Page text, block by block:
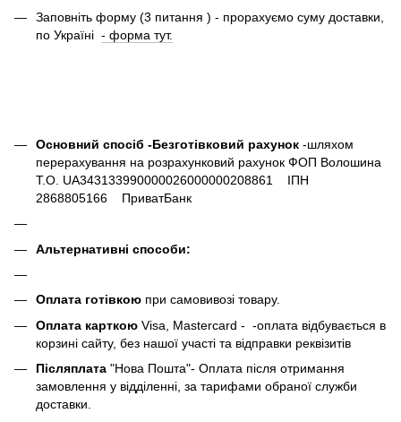
Заповніть форму (3 питання ) - прорахуємо суму доставки,
по Україні - форма тут.
Основний спосіб -Безготівковий рахунок -шляхом
перерахування на розрахунковий рахунок ФОП Волошина
Т.О. UA343133990000026000000208861 ІПН
2868805166 ПриватБанк
Альтернативні способи:
Оплата готівкою при самовивозі товару.
Оплата карткою Visa, Mastercard - -оплата відбувається в
корзині сайту, без нашої участі та відправки реквізитів
Післяплата "Нова Пошта"- Оплата після отримання
замовлення у відділенні, за тарифами обраної служби
доставки.